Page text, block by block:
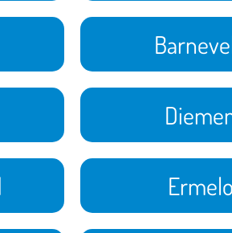
Ermelo